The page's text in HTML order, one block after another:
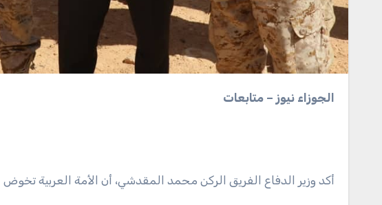
الجوزاء نيوز – متابعات
أكد وزير الدفاع الفريق الركن محمد المقدشي، أن الأمة العربية